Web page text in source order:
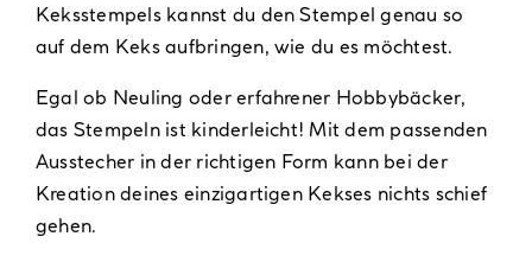
Keksstempels kannst du den Stempel genau so
auf dem Keks aufbringen, wie du es möchtest.
Egal ob Neuling oder erfahrener Hobbybäcker,
das Stempeln ist kinderleicht! Mit dem passenden
Ausstecher in der richtigen Form kann bei der
Kreation deines einzigartigen Kekses nichts schief
gehen.